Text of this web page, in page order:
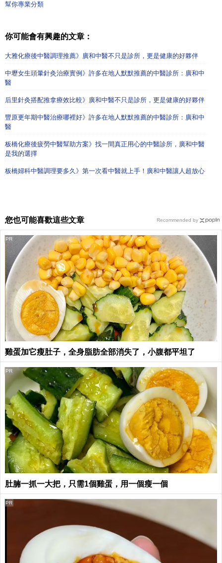
幫你專業分類
你可能會有興趣的文章：
大雅化療後中醫調理推薦》廣和中醫不只是診所，更是健康的好夥伴
中壢女生頭暈針灸治療實例》許多在地人默默推薦的中醫診所：廣和中
醫
后里針灸搭配推拿療效比較》廣和中醫不只是診所，更是健康的好夥伴
豐原更年期中醫治療哪裡好》許多在地人默默推薦的中醫診所：廣和中
醫
板橋化療後疲勞中醫幫助方案》找一間真正用心的中醫診所，廣和中醫
是我的選擇
板橋婦科中醫調理要多久》第一次看中醫就上手！廣和中醫讓人超放心
您也可能喜歡這些文章
雞蛋加它瘦肚子，全身脂肪全部消失了，小腹都平坦了
PR
肚腩一抓一大把，只需1個雞蛋，用一個瘦一個
PR
PR
Recommended by